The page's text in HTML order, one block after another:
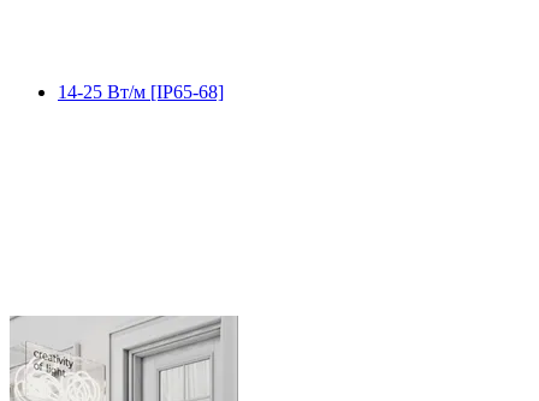
14-25 Вт/м [IP65-68]